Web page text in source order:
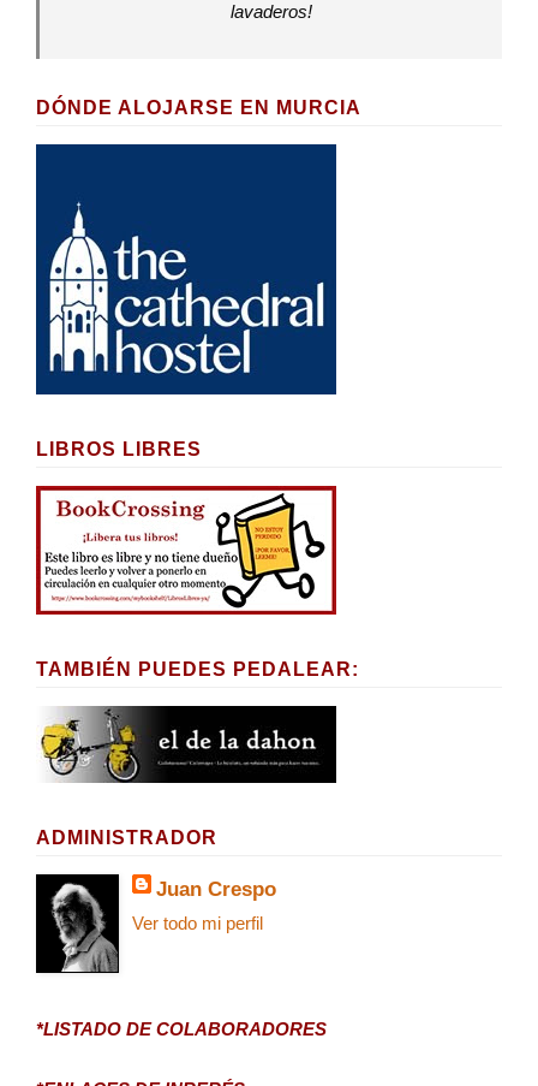
lavaderos!
DÓNDE ALOJARSE EN MURCIA
LIBROS LIBRES
TAMBIÉN PUEDES PEDALEAR:
ADMINISTRADOR
Juan Crespo
Ver todo mi perfil
*LISTADO DE COLABORADORES